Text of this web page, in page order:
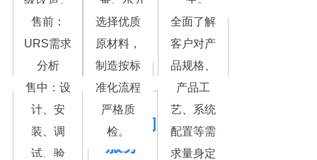
运营维保
等全流程
服务
配系统解
决方案
售前：
URS需求
分析
售中：设
计、安
装、调
试、验
选择优质
原材料，
制造按标
准化流程
严格质
检。
全面了解
客户对产
品规格、
产品工
艺、系统
配置等需
求量身定
设备标椎
化
验证咨询
服务